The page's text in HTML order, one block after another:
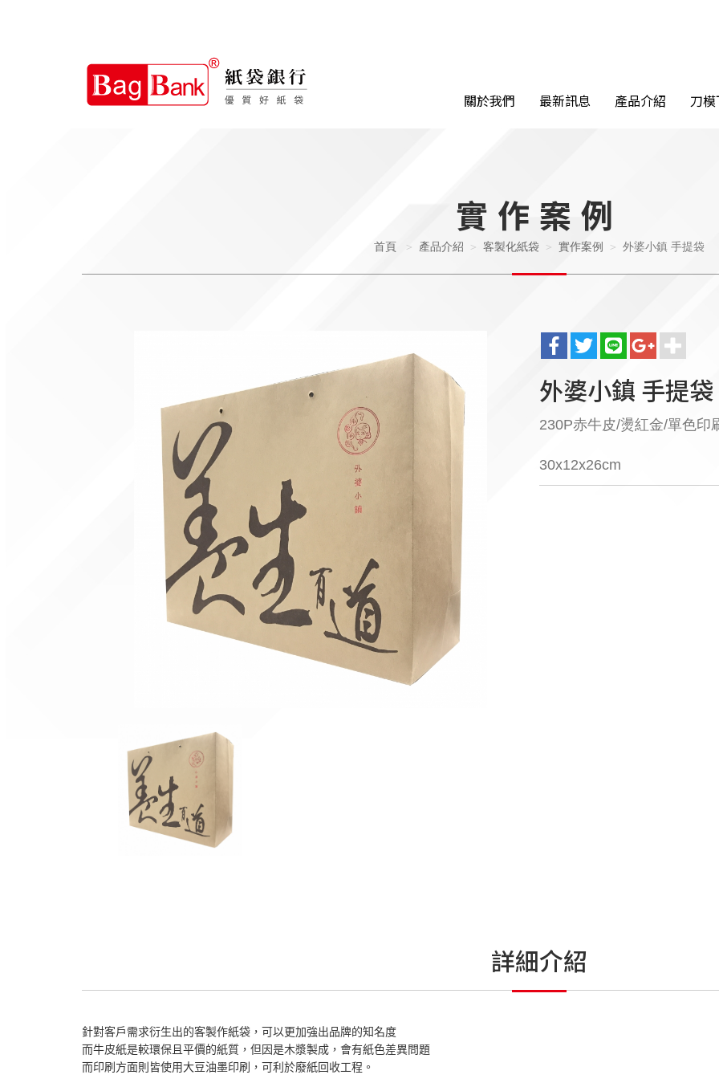
關於我們 最新訊息 產品介紹 刀
實作案例
首頁 產品介紹 客製化紙袋 實作案例 外婆小鎮 手提袋
外婆小鎮 手提袋
230P赤牛皮/燙紅金/單色印
30x12x26cm
詳細介紹
針對客戶需求衍生出的客製作紙袋，可以更加強出品牌的知名度
而牛皮紙是較環保且平價的紙質，但因是木漿製成，會有紙色差異問題
而印刷方面則皆使用大豆油墨印刷，可利於廢紙回收工程。